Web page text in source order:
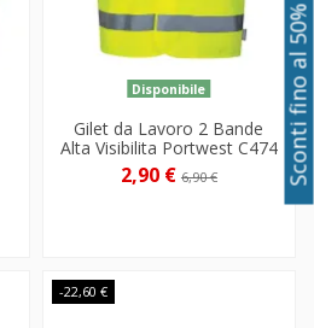
Disponibile
Gilet da Lavoro 2 Bande
Alta Visibilita Portwest C474
2,90 € 6,90 €
-22,60 €
Sconti fino al 50%